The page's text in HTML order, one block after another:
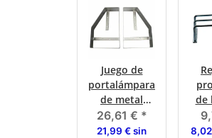
Juego de
portalámparas
de metal
izquierda y
derecha
26,61 € *
21,99 € sin
de